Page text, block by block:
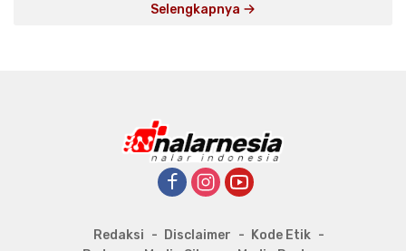
Selengkapnya
Redaksi Disclaimer
Kode Etik